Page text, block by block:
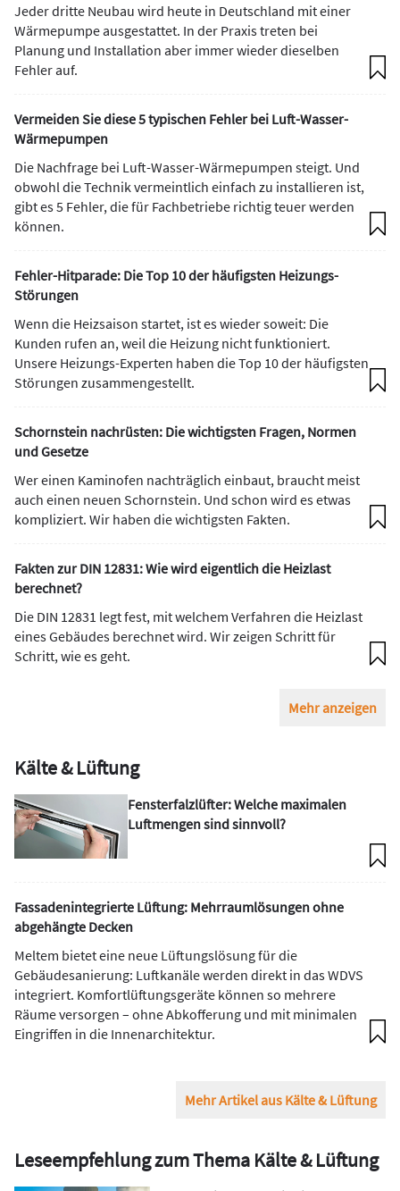
Jeder dritte Neubau wird heute in Deutschland mit einer
Wärmepumpe ausgestattet. In der Praxis treten bei
Planung und Installation aber immer wieder dieselben
Fehler auf.
Vermeiden Sie diese 5 typischen Fehler bei Luft-Wasser-
Wärmepumpen
Die Nachfrage bei Luft-Wasser-Wärmepumpen steigt. Und
obwohl die Technik vermeintlich einfach zu installieren ist,
gibt es 5 Fehler, die für Fachbetriebe richtig teuer werden
können.
Fehler-Hitparade: Die Top 10 der häufigsten Heizungs-
Störungen
Wenn die Heizsaison startet, ist es wieder soweit: Die
Kunden rufen an, weil die Heizung nicht funktioniert.
Unsere Heizungs-Experten haben die Top 10 der häufigsten
Störungen zusammengestellt.
Schornstein nachrüsten: Die wichtigsten Fragen, Normen
und Gesetze
Wer einen Kaminofen nachträglich einbaut, braucht meist
auch einen neuen Schornstein. Und schon wird es etwas
kompliziert. Wir haben die wichtigsten Fakten.
Fakten zur DIN 12831: Wie wird eigentlich die Heizlast
berechnet?
Die DIN 12831 legt fest, mit welchem Verfahren die Heizlast
eines Gebäudes berechnet wird. Wir zeigen Schritt für
Schritt, wie es geht.
Mehr anzeigen
Kälte & Lüftung
Fensterfalzlüfter: Welche maximalen
Luftmengen sind sinnvoll?
Fassadenintegrierte Lüftung: Mehrraumlösungen ohne
abgehängte Decken
Meltem bietet eine neue Lüftungslösung für die
Gebäudesanierung: Luftkanäle werden direkt in das WDVS
integriert. Komfortlüftungsgeräte können so mehrere
Räume versorgen – ohne Abkofferung und mit minimalen
Eingriffen in die Innenarchitektur.
Mehr Artikel aus Kälte & Lüftung
Leseempfehlung zum Thema Kälte & Lüftung